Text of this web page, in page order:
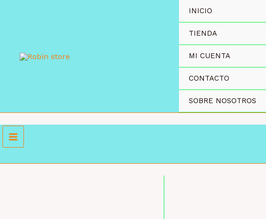
INICIO
TIENDA
MI CUENTA
CONTACTO
SOBRE NOSOTROS